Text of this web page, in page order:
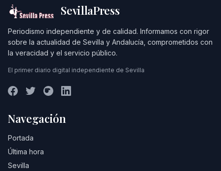
SevillaPress
Periodismo independiente y de calidad. Informamos con rigor
sobre la actualidad de Sevilla y Andalucía, comprometidos con
la veracidad y el servicio público.
El primer diario digital independiente de Sevilla
Navegación
Portada
Última hora
Sevilla